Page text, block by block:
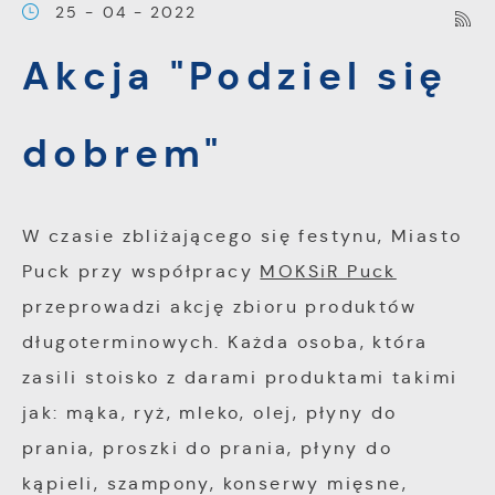
25 - 04 - 2022
Akcja "Podziel się
dobrem"
W czasie zbliżającego się festynu, Miasto
Puck przy współpracy MOKSiR Puck
przeprowadzi akcję zbioru produktów
długoterminowych. Każda osoba, która
zasili stoisko z darami produktami takimi
jak: mąka, ryż, mleko, olej, płyny do
prania, proszki do prania, płyny do
kąpieli, szampony, konserwy mięsne,
Pliki cookies odpowiadają na podejmowane
przez Ciebie działania w celu m.in.
prywatności, logowania czy wypełniania
Więcej
Funkcjonalne i personalizacyjne
przez Ciebie ustawień oraz personalizację
określonych funkcjonalności czy
prezentowanych treści.
Dzięki tym plikom cookies możemy zapewnić Ci
Twoich indywidualnych preferencji. Wyrażenie
Więcej
Analityczne